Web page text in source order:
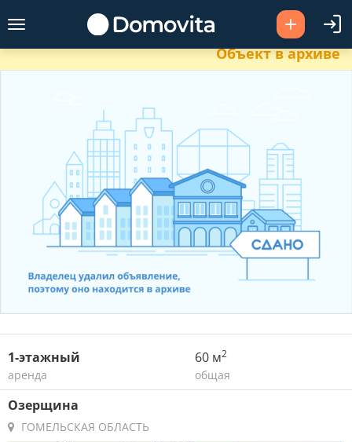
Объект в архиве
1-этажный
аренда
60 м2
общая
Озерщина
ГОМЕЛЬСКАЯ ОБЛАСТЬ